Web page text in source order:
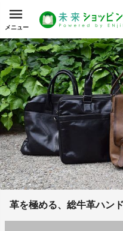
メニュー
革を極める、総牛革ハン